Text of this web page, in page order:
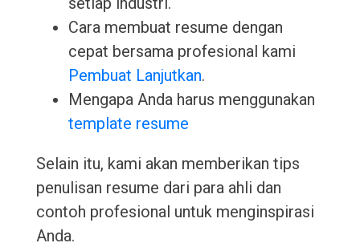
Cara membuat resume dengan
cepat bersama profesional kami
Pembuat Lanjutkan.
Mengapa Anda harus menggunakan
template resume
Selain itu, kami akan memberikan tips
penulisan resume dari para ahli dan
contoh profesional untuk menginspirasi
Anda.